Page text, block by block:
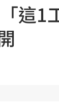
萬安：麵線
益需繳稅 保
師離職！股
！專家：擴
這